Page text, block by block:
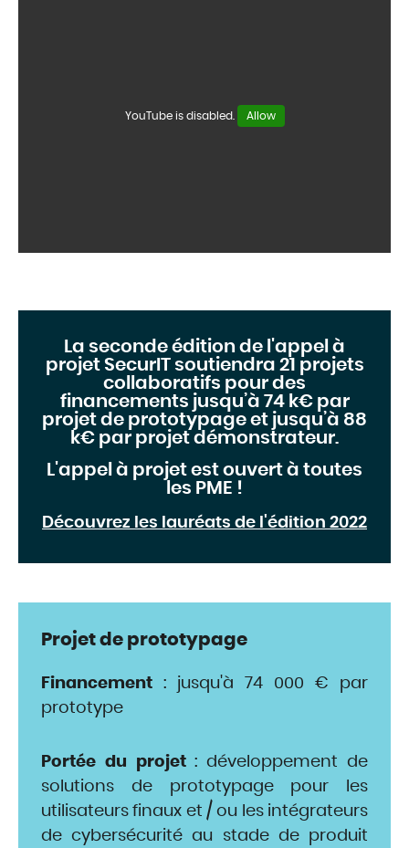
YouTube is disabled. Allow
La seconde édition de l'appel à
projet SecurIT soutiendra 21 projets
collaboratifs pour des
financements jusqu’à 74 k€ par
projet de prototypage et jusqu’à 88
k€ par projet démonstrateur.
L'appel à projet est ouvert à toutes
les PME !
Découvrez les lauréats de l'édition 2022
Projet de prototypage
Financement : jusqu'à 74 000 € par
prototype
Portée du projet: développement de
solutions de prototypage pour les
utilisateurs finaux et / ou les intégrateurs
de cybersécurité au stade de produit